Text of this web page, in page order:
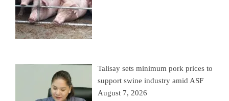
Talisay sets minimum pork prices to
support swine industry amid ASF
August 7, 2026